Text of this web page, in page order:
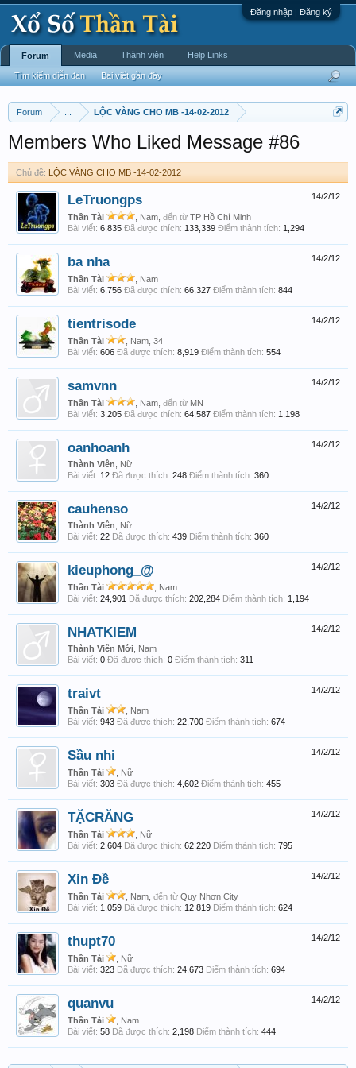
Đăng nhập | Đăng ký
Forum LỘC VÀNG CHO MB -14-02-2012
Members Who Liked Message #86
Chủ đề: LỘC VÀNG CHO MB -14-02-2012
14/2/12
LeTruongps
Thần Tài , Nam, đến từ TP Hồ Chí Minh
Bài viết: 6,835 Đã được thích: 133,339 Điểm thành tích: 1,294
14/2/12
ba nha
Thần Tài
, Nam
Bài viết: 6,756 Đã được thích: 66,327 Điểm thành tích: 844
14/2/12
tientrisode
Thần Tài
, Nam, 34
Bài viết: 606 Đã được thích: 8,919 Điểm thành tích: 554
14/2/12
samvnn
Thần Tài , Nam, đến từ MN
Bài viết: 3,205 Đã được thích: 64,587 Điểm thành tích: 1,198
14/2/12
oanhoanh
Thành Viên , Nữ
Bài viết: 12 Đã được thích: 248 Điểm thành tích: 360
14/2/12
cauhenso
Thành Viên , Nữ
Bài viết: 22 Đã được thích: 439 Điểm thành tích: 360
14/2/12
kieuphong_@
Thần Tài
, Nam
Bài viết: 24,901 Đã được thích: 202,284 Điểm thành tích: 1,194
14/2/12
NHATKIEM
Thành Viên Mới , Nam
Bài viết: 0 Đã được thích: 0 Điểm thành tích: 311
14/2/12
traivt
Thần Tài
, Nam
Bài viết: 943 Đã được thích: 22,700 Điểm thành tích: 674
14/2/12
Sầu nhi
Thần Tài
, Nữ
Bài viết: 303 Đã được thích: 4,602 Điểm thành tích: 455
14/2/12
TẶCRĂNG
Thần Tài
, Nữ
Bài viết: 2,604 Đã được thích: 62,220 Điểm thành tích: 795
14/2/12
Xin Đề
Thần Tài , Nam, đến từ Quy Nhơn City
Bài viết: 1,059 Đã được thích: 12,819 Điểm thành tích: 624
14/2/12
thupt70
Thần Tài
, Nữ
Bài viết: 323 Đã được thích: 24,673 Điểm thành tích: 694
14/2/12
quanvu
Thần Tài
, Nam
Bài viết: 58 Đã được thích: 2,198 Điểm thành tích: 444
Forum
Tìm kiếm diễn đàn Bài viết gần đây
Media Thành viên Help Links